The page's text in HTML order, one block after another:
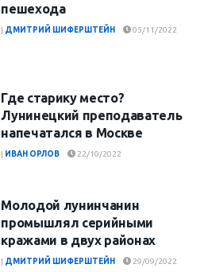
пешехода
| ДМИТРИЙ ШИФЕРШТЕЙН 05/11/2022
Где старику место?
Лунинецкий преподаватель
напечатался в Москве
| ИВАН ОРЛОВ 22/10/2022
Молодой лунинчанин
промышлял серийными
кражами в двух районах
| ДМИТРИЙ ШИФЕРШТЕЙН 29/09/2022